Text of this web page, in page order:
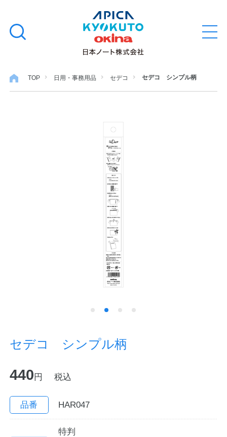
文
キ
ッ
閉
検
る
ファイル・バインダー
日用・事務用品
探求・自主学習のすすめ
工場フォトツアー
公式オンラインショップ
企業情報
カタログ
お問い合わせ
TOP 日用・事務用品 セデコ セデコ シンプル柄
セデコ シンプル柄
440 円 税込
品番 HAR047
特判